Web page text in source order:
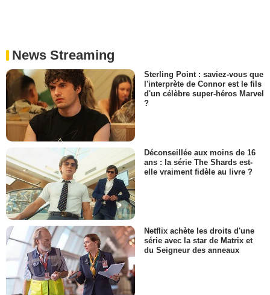
News Streaming
Sterling Point : saviez-vous que
l'interprète de Connor est le fils
d'un célèbre super-héros Marvel
?
Déconseillée aux moins de 16
ans : la série The Shards est-
elle vraiment fidèle au livre ?
Netflix achète les droits d'une
série avec la star de Matrix et
du Seigneur des anneaux